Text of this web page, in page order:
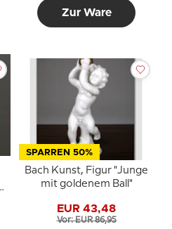
Zur Ware
SPARREN 50%
Bach Kunst, Figur "Junge
mit goldenem Ball"
EUR 43,48
Vor: EUR 86,95